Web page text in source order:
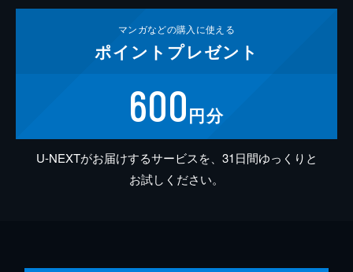
マンガなどの購入に使える
ポイント プレゼント
600円分
U-NEXTがお届けするサービスを、31日間ゆっくりと
お試しください。